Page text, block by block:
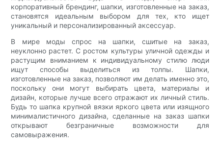
корпоративный брендинг, шапки, изготовленные на заказ,
становятся идеальным выбором для тех, кто ищет
уникальный и персонализированный аксессуар.
В мире моды спрос на шапки, сшитые на заказ,
неуклонно растет. С ростом культуры уличной одежды и
растущим вниманием к индивидуальному стилю люди
ищут способы выделиться из толпы. Шапки,
изготовленные на заказ, позволяют им делать именно это,
поскольку они могут выбирать цвета, материалы и
дизайн, которые лучше всего отражают их личный стиль.
Будь то шапка крупной вязки яркого цвета или изящного
минималистичного дизайна, сделанные на заказ шапки
открывают безграничные возможности для
самовыражения.